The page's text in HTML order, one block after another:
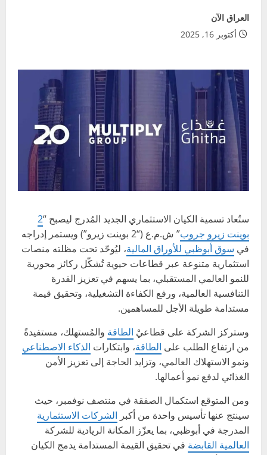
العراق الآن
أكتوبر 16, 2025
ستُعاد تسمية الكيان الاستثماري الجديد المُدرج ليصبح “2
بوينت زيرو جروب
” ش.م.ع (“2 بوينت زيرو”) ويستمر إدراجه
في سوق أبوظبي للأوراق المالية، ليُوحّد تحت مظلته منصات
استثمارية متنوعة عبر قطاعات حيوية تُشكّل ركائز محورية
للنمو العالمي المستقبلي، بما يسهم في تعزيز القدرة
التنافسية العالمية، ورفع الكفاءة التشغيلية، وتحقيق قيمة
مستدامة طويلة الأجل للمساهمين.
وستركز الشركة على قطاعيْ الطاقة والمُستهلك، مستفيدةً
من ارتفاع الطلب على الطاقة، وابتكارات الذكاء الاصطناعي
ونمو الاستهلاك العالمي، وتزايد الحاجة إلى تعزيز الأمن
الغذائي لدفع نمو أعمالها.
ومن المتوقع استكمال الصفقة في منتصف نوفمبر، حيث
سينتج عنها تأسيس واحدة من أكبر الشركات الاستثمارية
المدرجة في أبوظبي، بما يعزّز المكانة الريادية للشركة
العالمية القابضة في تحقيق القيمة المستدامة يدمج الكيان